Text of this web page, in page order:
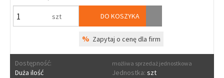
szt DO KOSZYKA
% Zapytaj o cenę dla firm
Dostępność:
Duża ilość
możliwa sprzedaż jednostkowa
Jednostka: szt